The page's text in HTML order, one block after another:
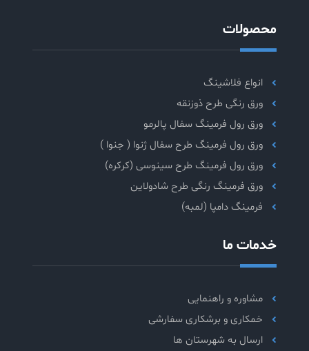
محصولات
انواع فلاشینگ
ورق رنگی طرح ذوزنقه
ورق رول فرمینگ سفال پالرمو
ورق رول فرمینگ طرح سفال ژنوا ( جنوا )
ورق رول فرمینگ طرح سینوسی (کرکره)
ورق فرمینگ رنگی طرح شادولاین
فرمینگ دامپا (لمبه)
خدمات ما
مشاوره و راهنمایی
خمکاری و برشکاری سفارشی
ارسال به شهرستان ها